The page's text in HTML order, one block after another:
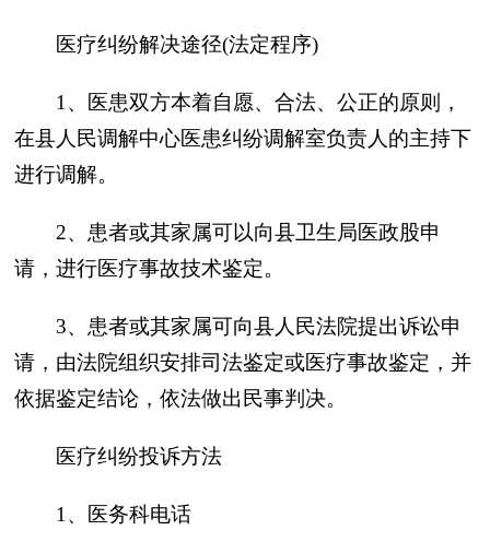
医疗纠纷解决途径(法定程序)
1、医患双方本着自愿、合法、公正的原则，
在县人民调解中心医患纠纷调解室负责人的主持下
进行调解。
2、患者或其家属可以向县卫生局医政股申
请，进行医疗事故技术鉴定。
3、患者或其家属可向县人民法院提出诉讼申
请，由法院组织安排司法鉴定或医疗事故鉴定，并
依据鉴定结论，依法做出民事判决。
医疗纠纷投诉方法
1、医务科电话